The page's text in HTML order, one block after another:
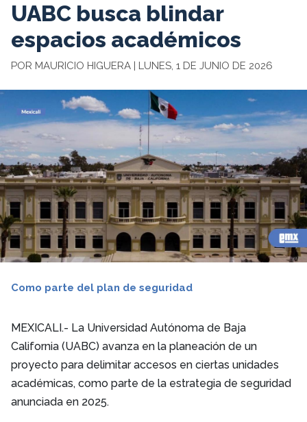
UABC busca blindar
espacios académicos
POR MAURICIO HIGUERA | LUNES, 1 DE JUNIO DE 2026
Como parte del plan de seguridad
MEXICALI.- La Universidad Autónoma de Baja
California (UABC) avanza en la planeación de un
proyecto para delimitar accesos en ciertas unidades
académicas, como parte de la estrategia de seguridad
anunciada en 2025.